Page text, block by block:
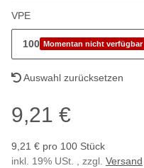
VPE
100 Momentan nicht verfügbar
Auswahl zurücksetzen
9,21 €
9,21 € pro 100 Stück
inkl. 19% USt. , zzgl. Versand